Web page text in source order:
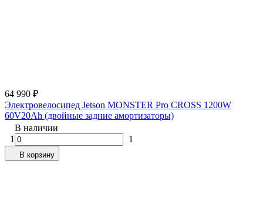
64 990 ₽
Электровелосипед Jetson MONSTER Pro CROSS 1200W
60V20Ah (двойные задние амортизаторы)
В наличии
1
1
В корзину